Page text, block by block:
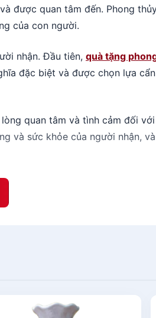
được quan tâm đến. Phong
của con người.
nhận. Đầu tiên, quà tặng
đặc biệt và được chọn lựa
quan tâm và tình cảm đối
và sức khỏe của người nhận,
sống của người nhận. Mỗi
nhận. Những món quà này sẽ
ta. Bằng cách mua quà tặng
người nhận, từ việc gia tăng